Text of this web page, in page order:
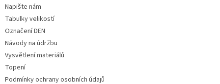
Napište nám
Tabulky velikostí
Označení DEN
Návody na údržbu
Vysvětlení materiálů
Topení
Podmínky ochrany osobních údajů